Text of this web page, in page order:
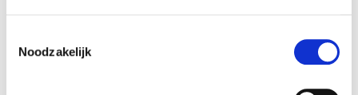
Noodzakelijk
jong-alumnus UvA: